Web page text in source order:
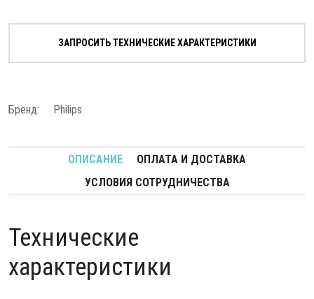
ЗАПРОСИТЬ ТЕХНИЧЕСКИЕ ХАРАКТЕРИСТИКИ
Бренд: Philips
ОПИСАНИЕ
ОПЛАТА И ДОСТАВКА
УСЛОВИЯ СОТРУДНИЧЕСТВА
Технические
характеристики